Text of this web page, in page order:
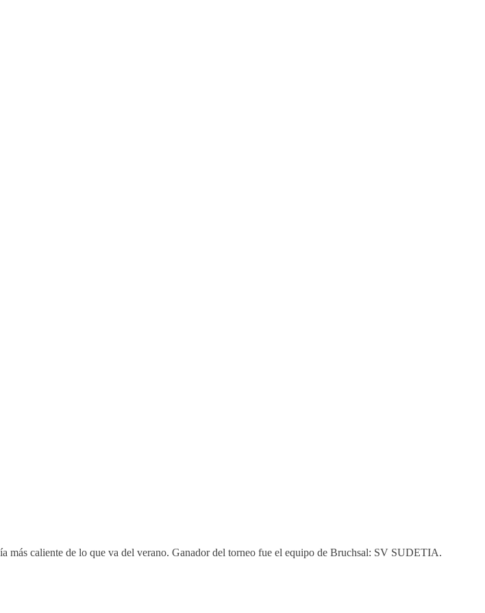
más caliente de lo que va del verano. Ganador del torneo fue el equipo de Bruchsal: SV SUDETIA.